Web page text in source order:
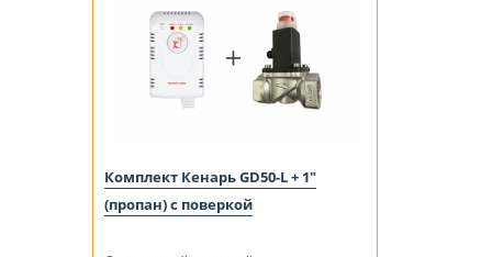
Комплект Кенарь GD50-L + 1"
(пропан) с поверкой